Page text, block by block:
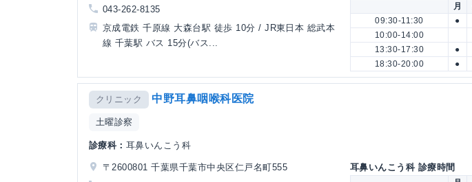
043-262-8135
京成電鉄 千原線 大森台駅 徒歩 10分 / JR東日本 総武本
線 千葉駅 バス 15分(バス...
月
09:30-11:30
●
10:00-14:00
13:30-17:30
●
18:30-20:00
●
クリニック 中野耳鼻咽喉科医院
土曜診察
診療科： 耳鼻いんこう科
〒2600801 千葉県千葉市中央区仁戸名町555
耳鼻いんこう科 診療時間